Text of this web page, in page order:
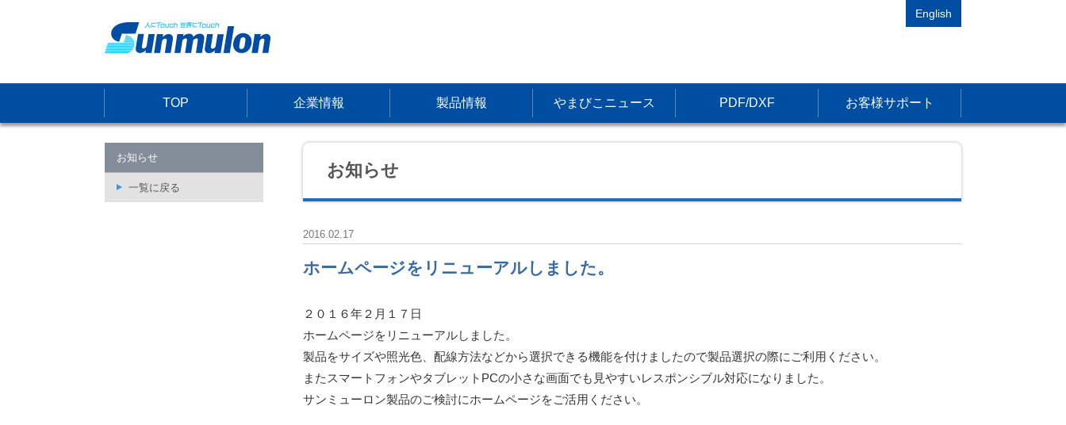
English
TOP 企業情報 製品情報 やまびこニュース PDF/DXF お客様サポート
お知らせ
2016.02.17
ホームページをリニューアルしました。
２０１６年２月１７日
ホームページをリニューアルしました。
製品をサイズや照光色、配線方法などから選択できる機能を付けましたので製品選択の際にご利用ください。
またスマートフォンやタブレットPCの小さな画面でも見やすいレスポンシブル対応になりました。
サンミューロン製品のご検討にホームページをご活用ください。
お知らせ
一覧に戻る